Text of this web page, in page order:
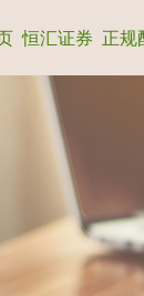
恒汇证券 正规